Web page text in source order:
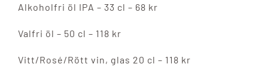
Alkoholfri öl IPA – 33 cl – 68 kr
Valfri öl – 50 cl – 118 kr
Vitt/Rosé/Rött vin, glas 20 cl – 118 kr